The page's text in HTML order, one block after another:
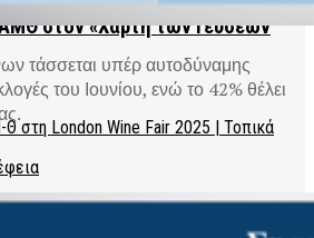
στον «Χάρτη των Γεύσεων
τάσσεται υπέρ αυτοδύναμης
του Ιουνίου, ενώ το 42% θέλει